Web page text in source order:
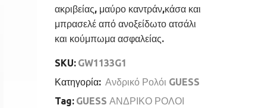
ακριβείας, μαύρο καντράν,κάσα και
μπρασελέ από ανοξείδωτο ατσάλι
και κούμπωμα ασφαλείας.
SKU: GW1133G1
Κατηγορία: Ανδρικό Ρολόι GUESS
Tag: GUESS ΑΝΔΡΙΚΟ ΡΟΛΟΙ